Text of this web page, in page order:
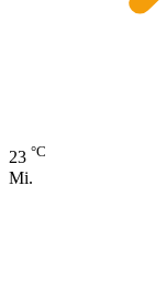
23 °C
Mi.